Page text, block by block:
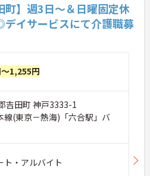
町】週3日～＆日曜固定休
イサービスにて介護職募
1,255円
吉田町 神戸3333-1
線(東京－熱海)「六合駅」バ
ト・アルバイト